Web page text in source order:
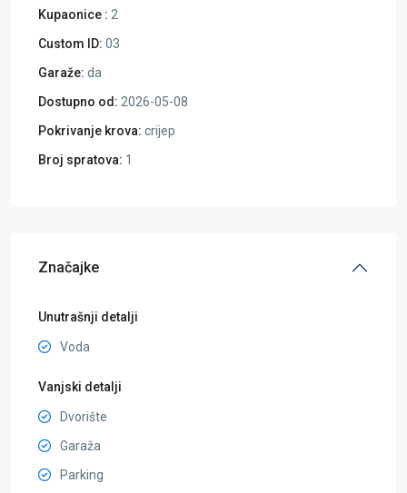
Kupaonice : 2
Custom ID: 03
Garaže: da
Dostupno od: 2026-05-08
Pokrivanje krova: crijep
Broj spratova: 1
Značajke
Unutrašnji detalji
Voda
Vanjski detalji
Dvorište
Garaža
Parking